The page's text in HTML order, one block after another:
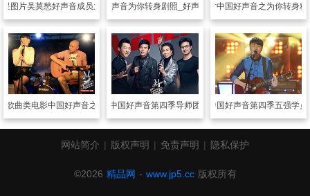
星图片吴莫愁好声音成员之一
明星图片 好声音为你转身剧照_好声音倾情演绎
明星图片中国好声音之为你转身
歌曲类电影中国好声音之为你转身
明星图片 中国好声音第四季导师团精美剧照
明星图片 中国好声音第四季五强学
网站简介 | 版权声明 | 免责声明 | 隐私保护
©2026 精品网 - www.jp5.cc 版权所有